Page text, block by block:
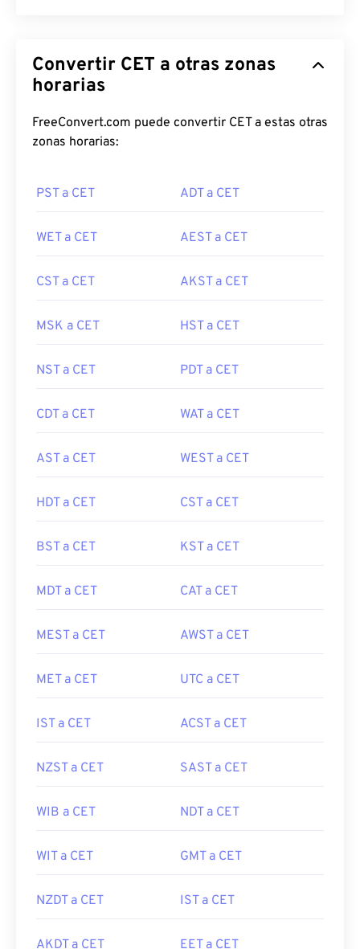
Convertir CET a otras zonas
horarias
FreeConvert.com puede convertir CET a estas otras
zonas horarias:
PST a CET ADT a CET
WET a CET AEST a CET
CST a CET AKST a CET
MSK a CET HST a CET
NST a CET PDT a CET
CDT a CET WAT a CET
AST a CET WEST a CET
HDT a CET CST a CET
BST a CET KST a CET
MDT a CET CAT a CET
MEST a CET AWST a CET
MET a CET UTC a CET
IST a CET ACST a CET
NZST a CET SAST a CET
WIB a CET NDT a CET
WIT a CET GMT a CET
NZDT a CET IST a CET
AKDT a CET EET a CET